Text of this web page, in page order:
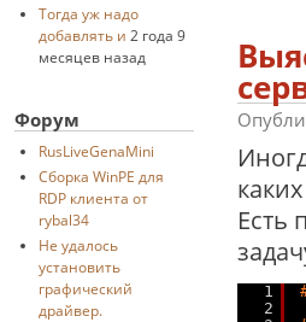
Тогда уж надо
добавлять и 2 года 9
месяцев назад
Форум
RusLiveGenaMini
Cборка WinPE для
RDP клиента от
rybal34
Не удалось
установить
графический
драйвер.
Есть
1
2